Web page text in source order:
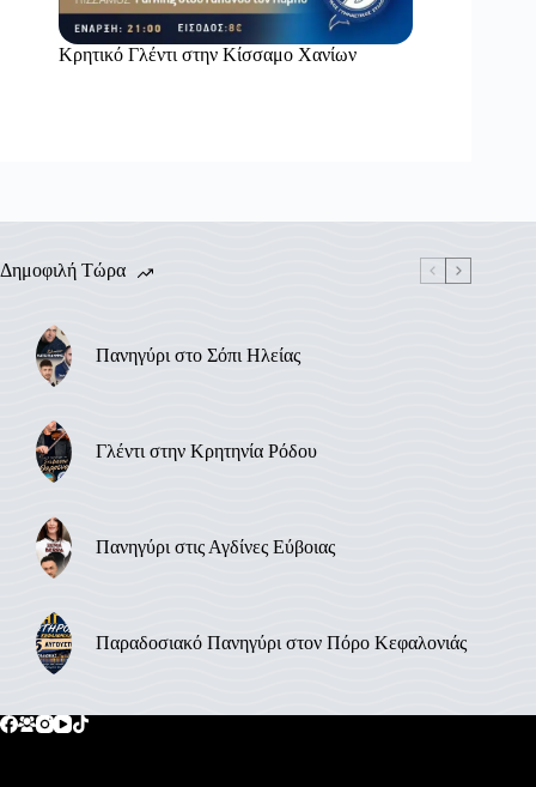
Κρητικό Γλέντι στην Κίσσαμο Χανίων
Δημοφιλή Τώρα
Πανηγύρι στο Σόπι Ηλείας
Γλέντι στην Κρητηνία Ρόδου
Πανηγύρι στις Αγδίνες Εύβοιας
Παραδοσιακό Πανηγύρι στον Πόρο Κεφαλονιάς